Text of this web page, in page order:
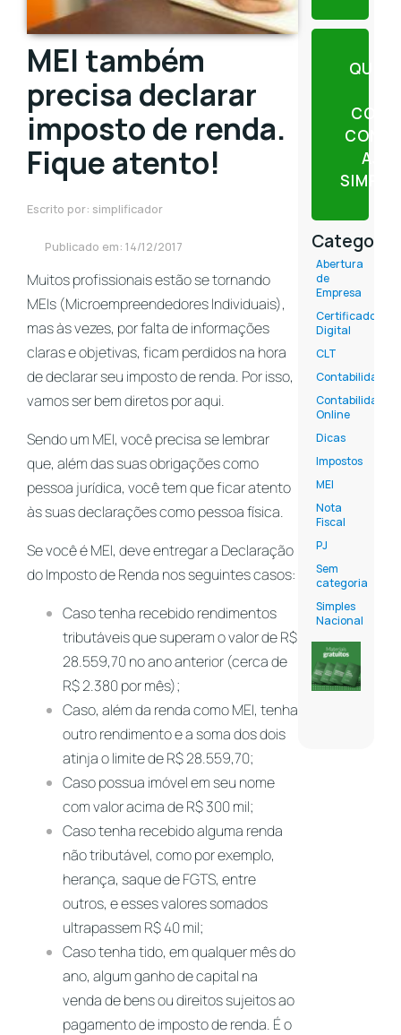
MEI também
precisa declarar
imposto de renda.
Fique atento!
Escrito por: simplificador
Publicado em: 14/12/2017
Muitos profissionais estão se tornando
MEIs (Microempreendedores Individuais),
mas às vezes, por falta de informações
claras e objetivas, ficam perdidos na hora
de declarar seu imposto de renda. Por isso,
vamos ser bem diretos por aqui.
Sendo um MEI, você precisa se lembrar
que, além das suas obrigações como
pessoa jurídica, você tem que ficar atento
às suas declarações como pessoa física.
Se você é MEI, deve entregar a Declaração
do Imposto de Renda nos seguintes casos:
Caso tenha recebido rendimentos
tributáveis que superam o valor de R$
28.559,70 no ano anterior (cerca de
R$ 2.380 por mês);
Caso, além da renda como MEI, tenha
outro rendimento e a soma dos dois
atinjao limite de R$ 28.559,70;
Caso possua imóvel em seu nome
com valor acima de R$ 300 mil;
Caso tenha recebido alguma renda
não tributável, como por exemplo,
herança, saque de FGTS, entre
outros, e esses valores somados
ultrapassem R$ 40 mil;
Caso tenha tido, em qualquer mês do
ano, algum ganho de capital na
venda de bens ou direitos sujeitos ao
pagamento de imposto de renda. É o
QUER
Abertura
de
Empresa
Certificado
Digital
CLT
Contabilidade
Contabilidade
Online
Dicas
Impostos
MEI
Nota
Fiscal
PJ
Sem
categoria
Simples
Nacional